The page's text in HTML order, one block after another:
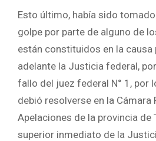
Esto último, había sido
golpe por parte de alguno de
están constituidos en la causa
adelante la Justicia federal,
fallo del juez federal N° 1, por
debió resolverse en la Cámara
Apelaciones de la provincia de
superior inmediato de la